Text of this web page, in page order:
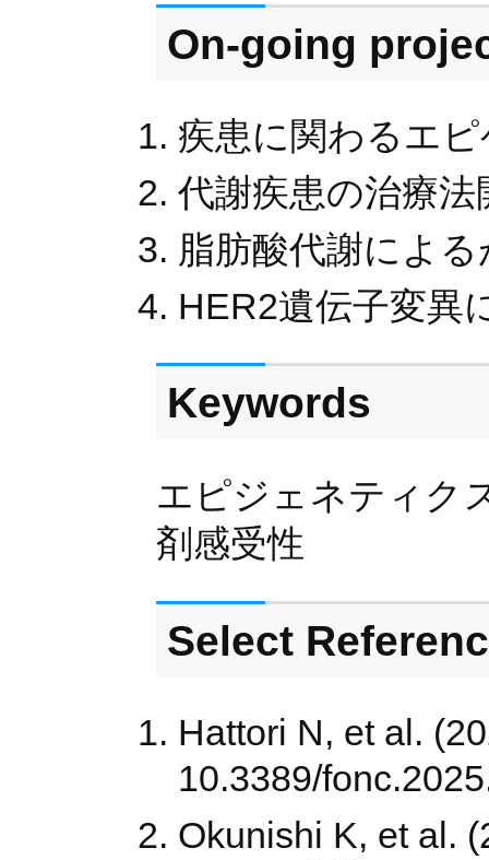
On-going
疾患に関わるエ
代謝疾患の治療
脂肪酸代謝によ
HER2遺伝子変異
Keywords
エピジェネティク
剤感受性
Select
Hattori N, et al.
10.3389/
Okunishi K, et al.